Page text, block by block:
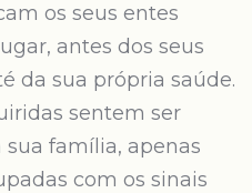
os seus entes
antes dos seus
da sua própria saúde.
sentem ser
família, apenas
com os sinais